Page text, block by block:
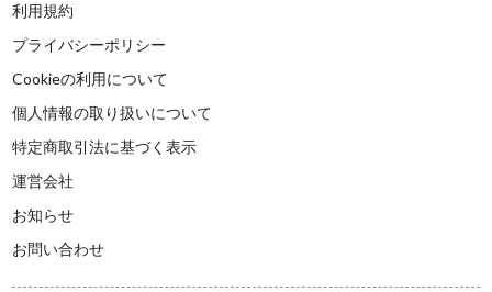
利用規約
プライバシーポリシー
Cookieの利用について
個人情報の取り扱いについて
特定商取引法に基づく表示
運営会社
お知らせ
お問い合わせ